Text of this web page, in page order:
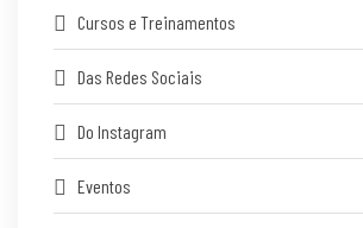
Cursos e Treinamentos
Das Redes Sociais
Do Instagram
Eventos